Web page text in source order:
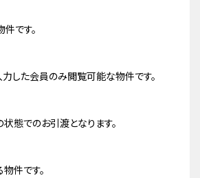
です。
した会員のみ閲覧可能な物件です。
態でのお引渡となります。
件です。